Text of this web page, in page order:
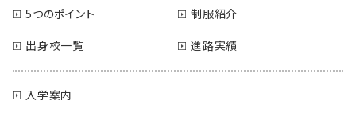
5つのポイント
制服紹介
出身校一覧
進路実績
入学案内